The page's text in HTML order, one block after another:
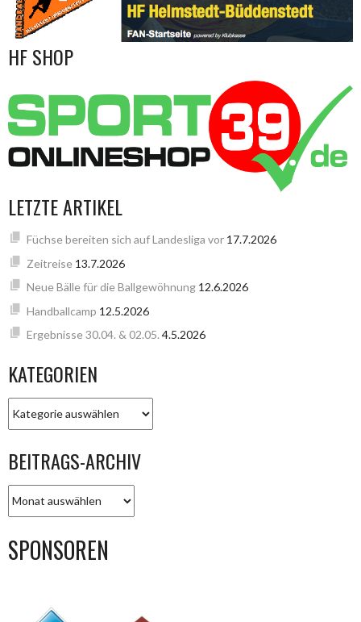
HF SHOP
LETZTE ARTIKEL
Füchse bereiten sich auf Landesliga vor 17.7.2026
Zeitreise 13.7.2026
Neue Bälle für die Ballgewöhnung 12.6.2026
Handballcamp 12.5.2026
Ergebnisse 30.04. & 02.05. 4.5.2026
KATEGORIEN
BEITRAGS-ARCHIV
ARCHIV
SPONSOREN